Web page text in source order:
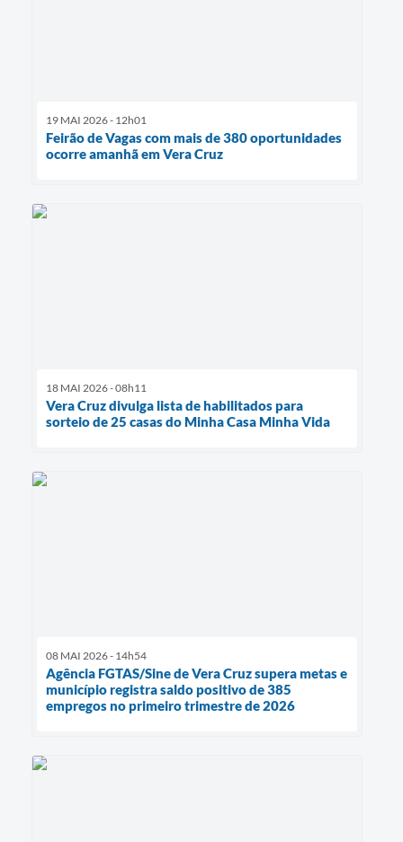
19 MAI 2026 - 12h01
Feirão de Vagas com mais de 380 oportunidades
ocorre amanhã em Vera Cruz
18 MAI 2026 - 08h11
Vera Cruz divulga lista de habilitados para
sorteio de 25 casas do Minha Casa Minha Vida
08 MAI 2026 - 14h54
Agência FGTAS/Sine de Vera Cruz supera metas e
município registra saldo positivo de 385
empregos no primeiro trimestre de 2026